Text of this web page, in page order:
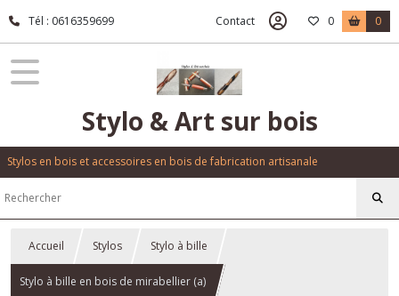
Tél : 0616359699 Contact 0 0
Stylo & Art sur bois
Stylos en bois et accessoires en bois de fabrication artisanale
Accueil Stylos Stylo à bille
Stylo à bille en bois de mirabellier (a)